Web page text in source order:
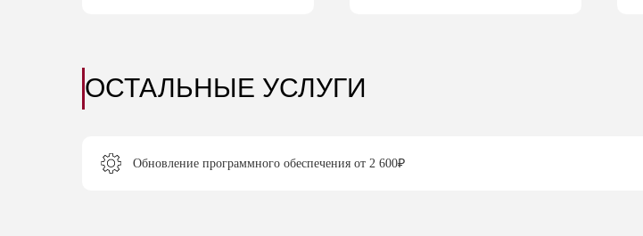
ОСТАЛЬНЫЕ УСЛУГИ
Обновление программного обеспечения от 2 600₽